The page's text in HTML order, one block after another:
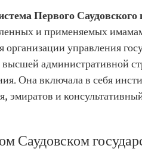
Первого Саудовского
и применяемых
организации управления
высшей административной
Она включала в себя
эмиратов и
Саудовском